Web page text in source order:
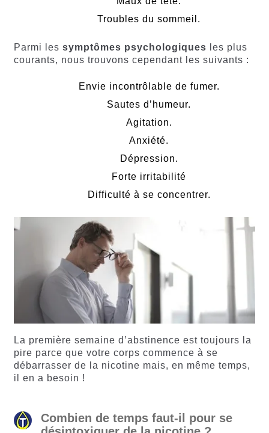
Troubles du sommeil.
Parmi les symptômes psychologiques les plus
courants, nous trouvons cependant les suivants :
Envie incontrôlable de fumer.
Sautes d’humeur.
Agitation.
Anxiété.
Dépression.
Forte irritabilité
Difficulté à se concentrer.
La première semaine d’abstinence est toujours la
pire parce que votre corps commence à se
débarrasser de la nicotine mais, en même temps,
il en a besoin !
Combien de temps faut-il pour se